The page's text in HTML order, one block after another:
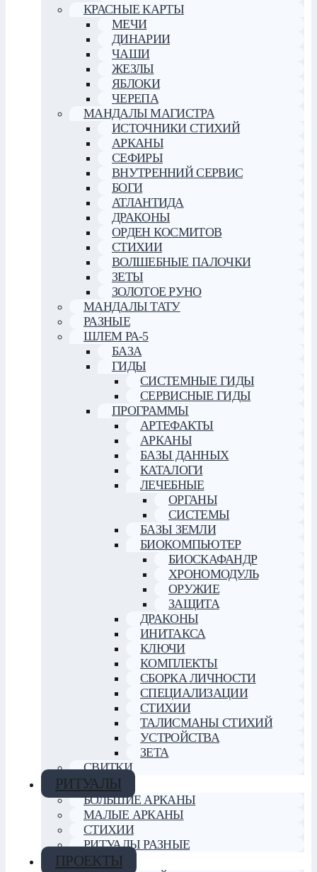
КРАСНЫЕ КАРТЫ
МЕЧИ
ДИНАРИИ
ЧАШИ
ЖЕЗЛЫ
ЯБЛОКИ
ЧЕРЕПА
МАНДАЛЫ МАГИСТРА
ИСТОЧНИКИ СТИХИЙ
АРКАНЫ
СЕФИРЫ
ВНУТРЕННИЙ СЕРВИС
БОГИ
АТЛАНТИДА
ДРАКОНЫ
ОРДЕН КОСМИТОВ
СТИХИИ
ВОЛШЕБНЫЕ ПАЛОЧКИ
ЗЕТЫ
ЗОЛОТОЕ РУНО
МАНДАЛЫ ТАТУ
РАЗНЫЕ
ШЛЕМ РА-5
БАЗА
ГИДЫ
СИСТЕМНЫЕ ГИДЫ
СЕРВИСНЫЕ ГИДЫ
ПРОГРАММЫ
АРТЕФАКТЫ
АРКАНЫ
БАЗЫ ДАННЫХ
КАТАЛОГИ
ЛЕЧЕБНЫЕ
ОРГАНЫ
СИСТЕМЫ
БАЗЫ ЗЕМЛИ
БИОКОМПЬЮТЕР
БИОСКАФАНДР
ХРОНОМОДУЛЬ
ОРУЖИЕ
ЗАЩИТА
ДРАКОНЫ
ИНИТАКСА
КЛЮЧИ
КОМПЛЕКТЫ
СБОРКА ЛИЧНОСТИ
СПЕЦИАЛИЗАЦИИ
СТИХИИ
ТАЛИСМАНЫ СТИХИЙ
УСТРОЙСТВА
ЗЕТА
СВИТКИ
РИТУАЛЫ
БОЛЬШИЕ АРКАНЫ
МАЛЫЕ АРКАНЫ
СТИХИИ
РИТУАЛЫ РАЗНЫЕ
ПРОЕКТЫ